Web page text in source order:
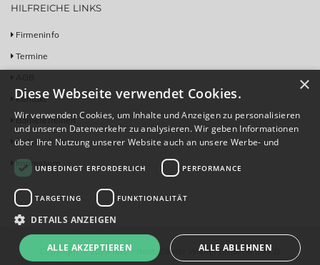
HILFREICHE LINKS
Firmeninfo
Termine
Kontakt
Barrierefreiheit
Datenschutz
Impressum
Copyright © 2026 Sport-Boot-Center Wohler GmbH & Co KG
×
Diese Webseite verwendet Cookies.
Wir verwenden Cookies, um Inhalte und Anzeigen zu personalisieren
und unseren Datenverkehr zu analysieren. Wir geben Informationen
über Ihre Nutzung unserer Website auch an unsere Werbe- und
Informationen kombinieren, die Sie ihnen bereitgestellt haben oder
Weitere Informationen
UNBEDINGT ERFORDERLICH PERFORMANCE
TARGETING FUNKTIONALITÄT
DETAILS ANZEIGEN
ALLE AKZEPTIEREN ALLE ABLEHNEN